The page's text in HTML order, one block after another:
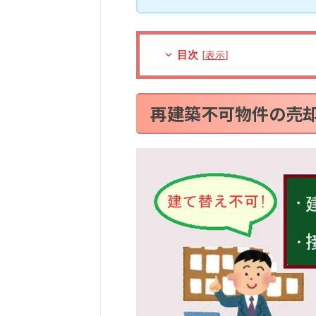
目次 [表示]
再建築不可物件の売